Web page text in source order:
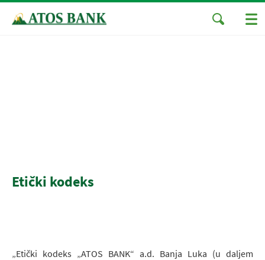
Etički kodeks
„Etički kodeks „ATOS BANK“ a.d. Banja Luka (u daljem